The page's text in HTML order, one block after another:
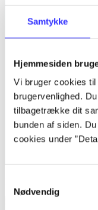
Samtykke
Hjemmesiden
Vi bruger cookies
brugervenlighed.
tilbagetrække dit
bunden af siden.
cookies under
Nødvendig